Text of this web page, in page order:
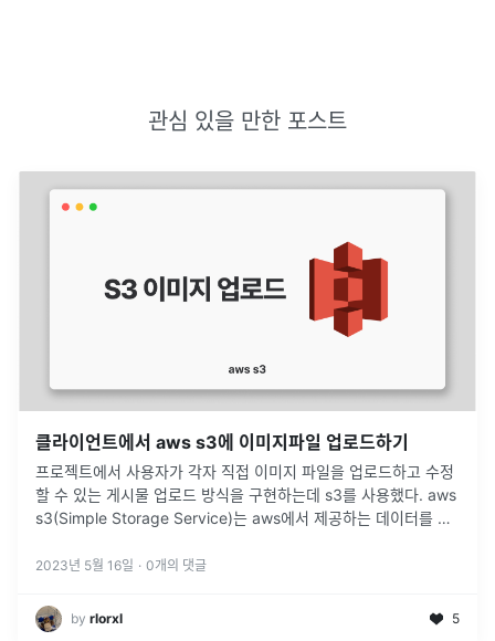
관심 있을 만한 포스트
클라이언트에서 aws s3에 이미지파일 업로드하기
프로젝트에서 사용자가 각자 직접 이미지 파일을 업로드하고 수정
할 수 있는 게시물 업로드 방식을 구현하는데 s3를 사용했다. aws
s3(Simple Storage Service)는 aws에서 제공하는 데이터를 저
2023년 5월 16일 · 0개의 댓글
by rlorxl 5